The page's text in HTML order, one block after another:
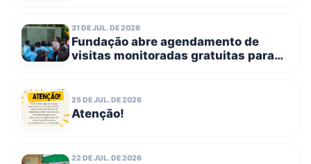
31 DE JUL. DE 2026
Fundação abre agendamento de
visitas monitoradas gratuitas para
25 DE JUL. DE 2026
Atenção!
22 DE JUL. DE 2026